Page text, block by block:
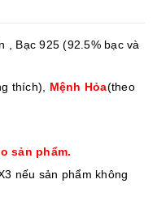
, Bạc 925 (92.5% bạc và
thích), Mệnh Hỏa(theo
sản phẩm.
nếu sản phẩm không